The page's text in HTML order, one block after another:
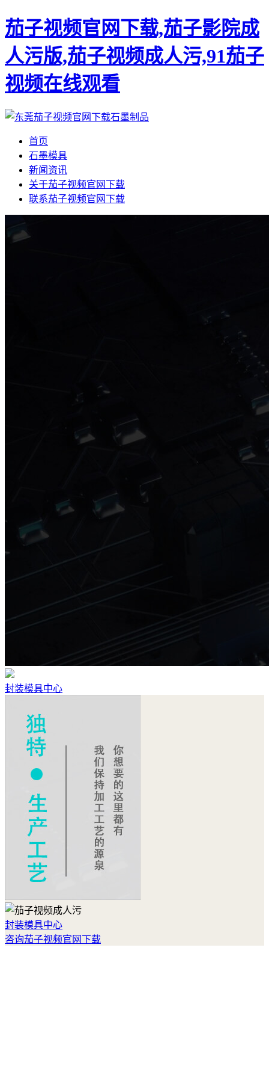
茄子视频官网下载,茄子影院成
人污版,茄子视频成人污,91茄子
视频在线观看
首页
石墨模具
新闻资讯
关于茄子视频官网下载
联系茄子视频官网下载
封装模具中心
封装模具中心
咨询茄子视频官网下载